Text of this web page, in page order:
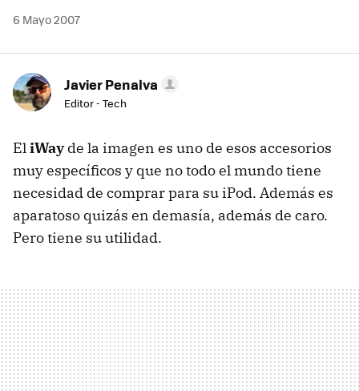
6 Mayo 2007
Javier Penalva
Editor - Tech
EliWayde la imagen es uno de esos accesorios
muy específicos y que no todo el mundo tiene
necesidad de comprar para su iPod. Además es
aparatoso quizás en demasía, además de caro.
Pero tiene su utilidad.